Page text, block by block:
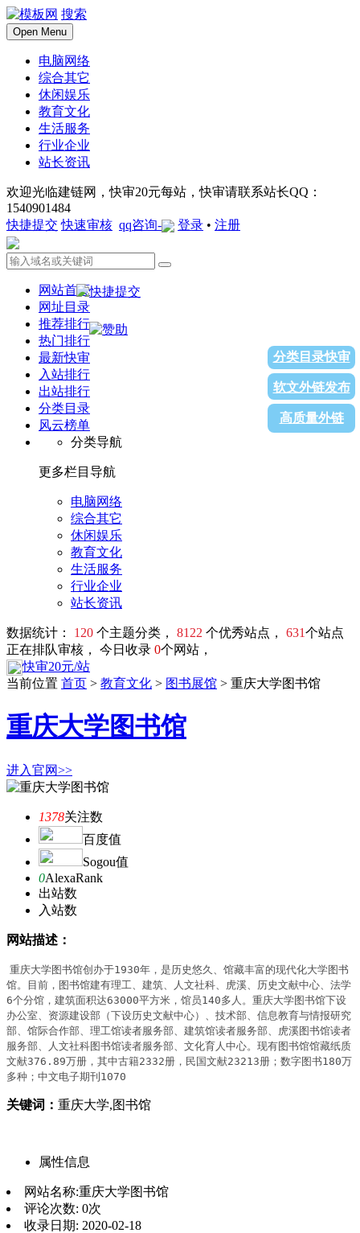
搜索
Open Menu
电脑网络
综合其它
休闲娱乐
教育文化
生活服务
行业企业
站长资讯
欢迎光临建链网，快审20元每站，快审请联系站长QQ：
1540901484
快捷提交 快速审核 qq咨询- 登录 • 注册
网站首页
网址目录
推荐排行
热门排行
最新快审
入站排行
出站排行
分类目录
风云榜单
分类导航
更多栏目导航
电脑网络
综合其它
休闲娱乐
教育文化
生活服务
行业企业
站长资讯
数据统计： 120 个主题分类， 8122 个优秀站点， 631个站点
正在排队审核， 今日收录 0个网站，
快审20元/站
分类目录快审
软文外链发布
高质量外链
当前位置 首页 > 教育文化 > 图书展馆 > 重庆大学图书馆
重庆大学图书馆
进入官网>>
1378关注数
百度值
Sogou值
0AlexaRank
出站数
入站数
网站描述：
重庆大学图书馆创办于1930年，是历史悠久、馆藏丰富的现代化大学图书
馆。目前，图书馆建有理工、建筑、人文社科、虎溪、历史文献中心、法学
6个分馆，建筑面积达63000平方米，馆员140多人。重庆大学图书馆下设
办公室、资源建设部（下设历史文献中心）、技术部、信息教育与情报研究
部、馆际合作部、理工馆读者服务部、建筑馆读者服务部、虎溪图书馆读者
服务部、人文社科图书馆读者服务部、文化育人中心。现有图书馆馆藏纸质
文献376.89万册，其中古籍2332册，民国文献23213册；数字图书180万
多种；中文电子期刊1070
关键词： 重庆大学,图书馆
属性信息
网站名称:重庆大学图书馆
评论次数: 0次
收录日期: 2020-02-18